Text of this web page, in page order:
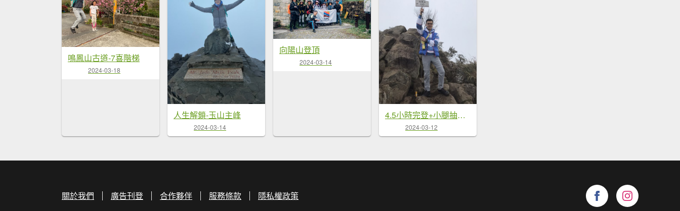
鳴鳳山古道-7喜階梯
2024-03-18
人生解鎖-玉山主峰
2024-03-14
向陽山登頂
2024-03-14
4.5小時完登+小腿抽筋的加里山
2024-03-12
關於我們 廣告刊登 合作夥伴 服務條款 隱私權政策